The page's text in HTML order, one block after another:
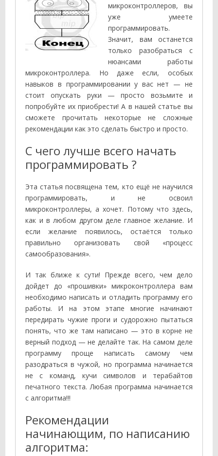
микроконтроллеров, вы
уже умеете
программировать.
Значит, вам останется
только разобраться с
нюансами работы
микроконтроллера. Но даже если, особых
навыков в программировании у вас нет — не
стоит опускать руки — просто возьмите и
попробуйте их приобрести! А в нашей статье вы
сможете прочитать некоторые не сложные
рекомендации как это сделать быстро и просто.
С чего лучше всего начать
программировать ?
Эта статья посвящена тем, кто ещё не научился
программировать, и не освоил
микроконтроллеры, а хочет. Потому что здесь,
как и в любом другом деле главное желание. И
если желание появилось, остаётся только
правильно организовать свой «процесс
самообразования».
И так ближе к сути! Прежде всего, чем дело
дойдет до «прошивки» микроконтроллера вам
необходимо написать и отладить программу его
работы. И на этом этапе многие начинают
передирать чужие проги и судорожно пытаться
понять, что же там написано — это в корне не
верный подход — не делайте так. На самом деле
программу проще написать самому чем
разодраться в чужой, но программа начинается
не с команд, кучи символов и терабайтов
печатного текста. Любая программа начинается
с алгоритма!!!
Рекомендации
начинающим, по написанию
алгоритма: